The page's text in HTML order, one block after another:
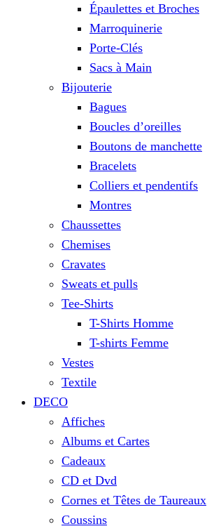
Épaulettes et Broches
Marroquinerie
Porte-Clés
Sacs à Main
Bijouterie
Bagues
Boucles d’oreilles
Boutons de manchette
Bracelets
Colliers et pendentifs
Montres
Chaussettes
Chemises
Cravates
Sweats et pulls
Tee-Shirts
T-Shirts Homme
T-shirts Femme
Vestes
Textile
DECO
Affiches
Albums et Cartes
Cadeaux
CD et Dvd
Cornes et Têtes de Taureaux
Coussins